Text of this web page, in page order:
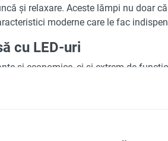
și relaxare. Aceste lămpi nu doar
moderne care le fac
cu LED-uri
și economice, ci și extrem de